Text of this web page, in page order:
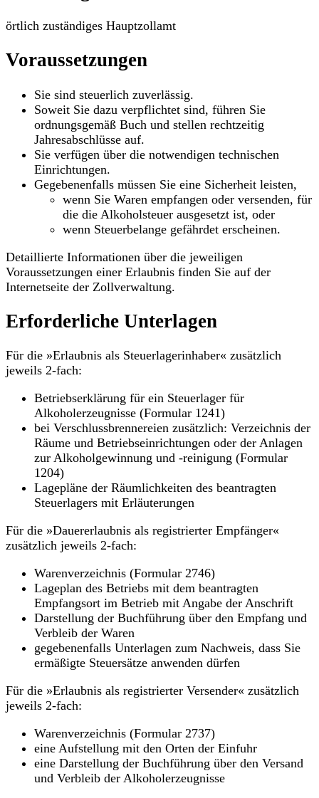
örtlich zuständiges Hauptzollamt
Voraussetzungen
Sie sind steuerlich zuverlässig.
Soweit Sie dazu verpflichtet sind, führen Sie
ordnungsgemäß Buch und stellen rechtzeitig
Jahresabschlüsse auf.
Sie verfügen über die notwendigen technischen
Einrichtungen.
Gegebenenfalls müssen Sie eine Sicherheit leisten,
wenn Sie Waren empfangen oder versenden, für
die die Alkoholsteuer ausgesetzt ist, oder
wenn Steuerbelange gefährdet erscheinen.
Detaillierte Informationen über die jeweiligen
Voraussetzungen einer Erlaubnis finden Sie auf der
Internetseite der Zollverwaltung.
Erforderliche Unterlagen
Für die »Erlaubnis als Steuerlagerinhaber« zusätzlich
jeweils 2-fach:
Betriebserklärung für ein Steuerlager für
Alkoholerzeugnisse (Formular 1241)
bei Verschlussbrennereien zusätzlich: Verzeichnis der
Räume und Betriebseinrichtungen oder der Anlagen
zur Alkoholgewinnung und -reinigung (Formular
1204)
Lagepläne der Räumlichkeiten des beantragten
Steuerlagers mit Erläuterungen
Für die »Dauererlaubnis als registrierter Empfänger«
zusätzlich jeweils 2-fach:
Warenverzeichnis (Formular 2746)
Lageplan des Betriebs mit dem beantragten
Empfangsort im Betrieb mit Angabe der Anschrift
Darstellung der Buchführung über den Empfang und
Verbleib der Waren
gegebenenfalls Unterlagen zum Nachweis, dass Sie
ermäßigte Steuersätze anwenden dürfen
Für die »Erlaubnis als registrierter Versender« zusätzlich
jeweils 2-fach:
Warenverzeichnis (Formular 2737)
eine Aufstellung mit den Orten der Einfuhr
eine Darstellung der Buchführung über den Versand
und Verbleib der Alkoholerzeugnisse